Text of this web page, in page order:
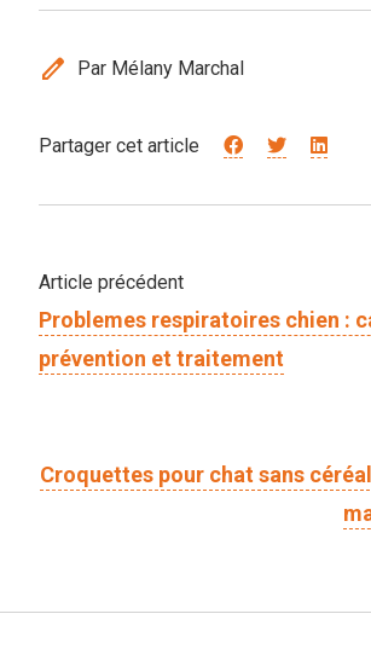
edit Par Mélany Marchal
Partager cet article
Article précédent
Problemes respiratoires chien :
prévention et traitement
Croquettes pour chat sans